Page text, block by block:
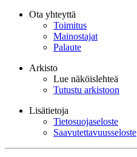
Ota yhteyttä
Toimitus
Mainostajat
Palaute
Arkisto
Lue näköislehteä
Tutustu arkistoon
Lisätietoja
Tietosuojaseloste
Saavutettavuusseloste